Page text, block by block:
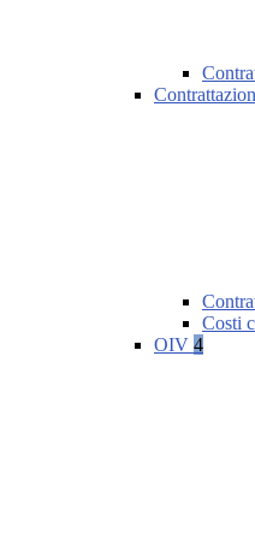
Costi
OIV 4